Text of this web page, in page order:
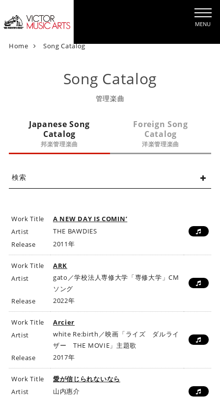
MENU
Home
V
u
[
タ
ジ
ツ
Song Catalog
Song Catalog
管理楽曲
Japanese Song
Catalog
邦楽管理楽曲
Foreign Song
Catalog
洋楽管理楽曲
検索
Work Title
A NEW DAY IS COMIN’
Artist
THE BAWDIES
Release
2011年
Work Title
ARK
Artist
gato／学校法人専修大学「専修大学」CM
ソング
Release
2022年
Work Title
Arcier
Artist
white Re:birth／映画「ライズ ダルライ
ザー THE MOVIE」主題歌
Release
2017年
Work Title
愛が信じられないなら
Artist
山内惠介